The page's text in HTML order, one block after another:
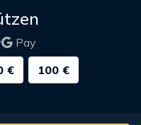
Pay
€ 100 €